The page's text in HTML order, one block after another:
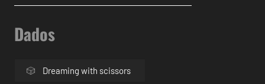
Dados
Dreaming with scissors